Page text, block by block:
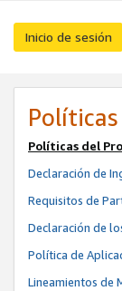
Inicio de sesión
Políticas del
Declaración de
Requisitos de
Declaración de
Política de
Lineamientos de